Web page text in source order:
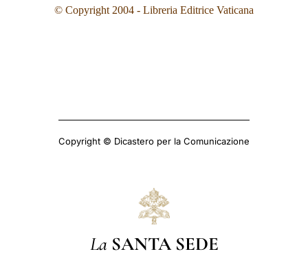
© Copyright 2004 - Libreria Editrice Vaticana
Copyright © Dicastero per la Comunicazione
La SANTA SEDE